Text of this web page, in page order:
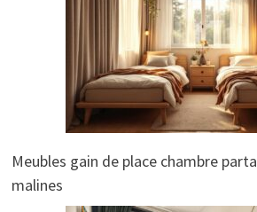
Meubles gain de place chambre
malines